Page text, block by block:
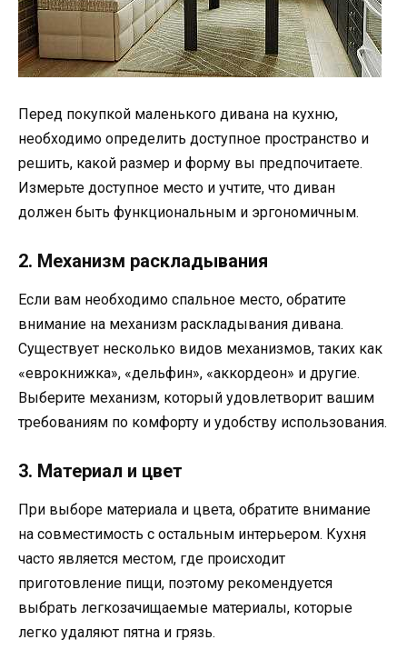
Перед покупкой маленького дивана на кухню,
необходимо определить доступное пространство и
решить, какой размер и форму вы предпочитаете.
Измерьте доступное место и учтите, что диван
должен быть функциональным и эргономичным.
2. Механизм раскладывания
Если вам необходимо спальное место, обратите
внимание на механизм раскладывания дивана.
Существует несколько видов механизмов, таких как
«еврокнижка», «дельфин», «аккордеон» и другие.
Выберите механизм, который удовлетворит вашим
требованиям по комфорту и удобству использования.
3. Материал и цвет
При выборе материала и цвета, обратите внимание
на совместимость с остальным интерьером. Кухня
часто является местом, где происходит
приготовление пищи, поэтому рекомендуется
выбрать легкозачищаемые материалы, которые
легко удаляют пятна и грязь.